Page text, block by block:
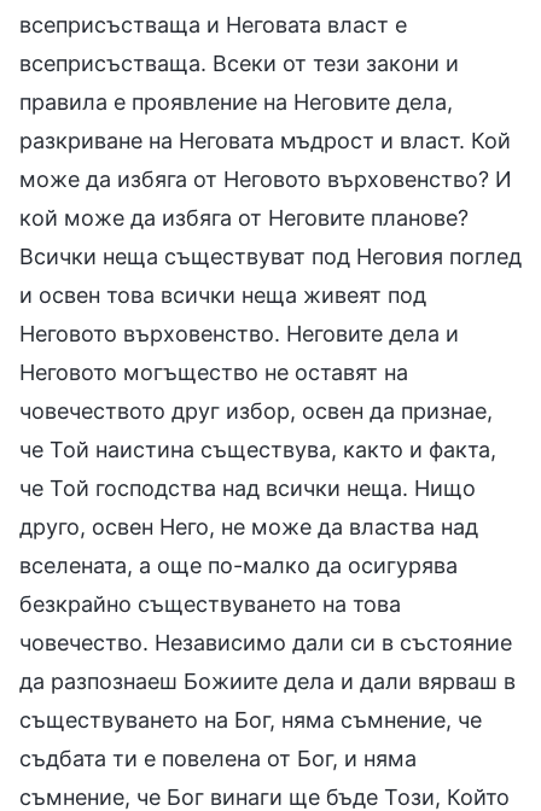
всеприсъстваща и Неговата власт е
всеприсъстваща. Всеки от тези закони и
правила е проявление на Неговите дела,
разкриване на Неговата мъдрост и власт. Кой
може да избяга от Неговото върховенство? И
кой може да избяга от Неговите планове?
Всички неща съществуват под Неговия поглед
и освен това всички неща живеят под
Неговото върховенство. Неговите дела и
Неговото могъщество не оставят на
човечеството друг избор, освен да признае,
че Той наистина съществува, както и факта,
че Той господства над всички неща. Нищо
друго, освен Него, не може да властва над
вселената, а още по-малко да осигурява
безкрайно съществуването на това
човечество. Независимо дали си в състояние
да разпознаеш Божиите дела и дали вярваш в
съществуването на Бог, няма съмнение, че
съдбата ти е повелена от Бог, и няма
съмнение, че Бог винаги ще бъде Този, Който